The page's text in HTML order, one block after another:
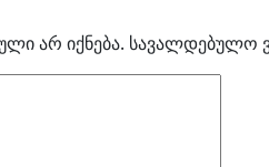
არ იქნება. სავალდებულო